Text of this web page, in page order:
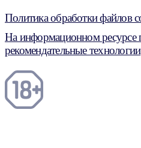
Политика обработки файлов
На информационном ресурсе
рекомендательные технологии